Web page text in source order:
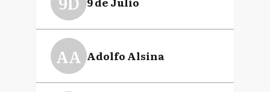
AA Adolfo Alsina